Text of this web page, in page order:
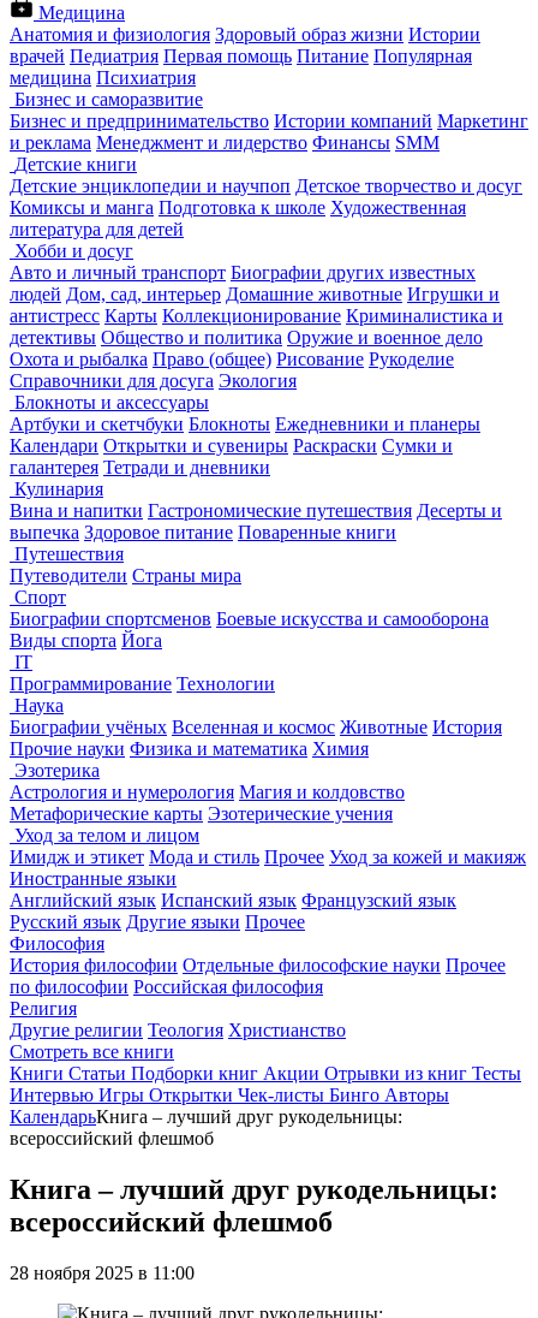
Медицина
Анатомия и физиология Здоровый образ жизни Истории
врачей Педиатрия Первая помощь Питание Популярная
медицина Психиатрия
Бизнес и саморазвитие
Бизнес и предпринимательство Истории компаний Маркетинг
и реклама Менеджмент и лидерство Финансы SMM
Детские книги
Детские энциклопедии и научпоп Детское творчество и досуг
Комиксы и манга Подготовка к школе Художественная
литература для детей
Хобби и досуг
Авто и личный транспорт Биографии других известных
людей Дом, сад, интерьер Домашние животные Игрушки и
антистресс Карты Коллекционирование Криминалистика и
детективы Общество и политика Оружие и военное дело
Охота и рыбалка Право (общее) Рисование Рукоделие
Справочники для досуга Экология
Блокноты и аксессуары
Артбуки и скетчбуки Блокноты Ежедневники и планеры
Календари Открытки и сувениры Раскраски Сумки и
галантерея Тетради и дневники
Кулинария
Вина и напитки Гастрономические путешествия Десерты и
выпечка Здоровое питание Поваренные книги
Путешествия
Путеводители Страны мира
Спорт
Биографии спортсменов Боевые искусства и самооборона
Виды спорта Йога
IT
Программирование Технологии
Наука
Биографии учёных Вселенная и космос Животные История
Прочие науки Физика и математика Химия
Эзотерика
Астрология и нумерология Магия и колдовство
Метафорические карты Эзотерические учения
Уход за телом и лицом
Имидж и этикет Мода и стиль Прочее Уход за кожей и макияж
Иностранные языки
Английский язык Испанский язык Французский язык
Русский язык Другие языки Прочее
Философия
История философии Отдельные философские науки Прочее
по философии Российская философия
Религия
Другие религии Теология Христианство
Смотреть все книги
Книги Статьи Подборки книг Акции Отрывки из книг Тесты
Интервью Игры Открытки Чек-листы Бинго Авторы
КалендарьКнига – лучший друг рукодельницы:
всероссийский флешмоб
Книга – лучший друг рукодельницы:
всероссийский флешмоб
28 ноября 2025 в 11:00